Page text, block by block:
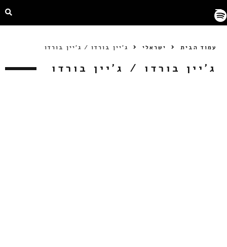
עמוד הבית ישראלי ג'יין בורדו / ג'יין בורדו
ג'יין בורדו / ג'יין בורדו